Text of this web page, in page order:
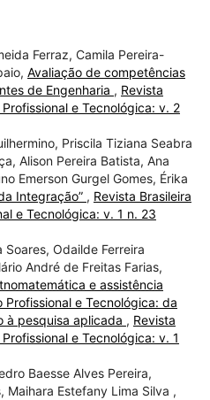
Ferraz, Camila Pereira-
Avaliação de competências
de Engenharia , Revista
e Tecnológica: v. 2
Priscila Tiziana Seabra
Alison Pereira Batista, Ana
Emerson Gurgel Gomes, Érika
Integração” , Revista Brasileira
e Tecnológica: v. 1 n. 23
Odailde Ferreira
André de Freitas Farias,
e assistência
e Tecnológica: da
à pesquisa aplicada , Revista
e Tecnológica: v. 1
Baesse Alves Pereira,
Maihara Estefany Lima Silva ,